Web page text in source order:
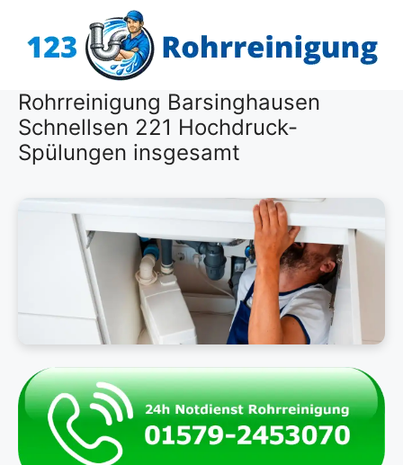
Inhalt
Rohrreinigung Barsinghausen
Schnellsen 221 Hochdruck-
Spülungen insgesamt